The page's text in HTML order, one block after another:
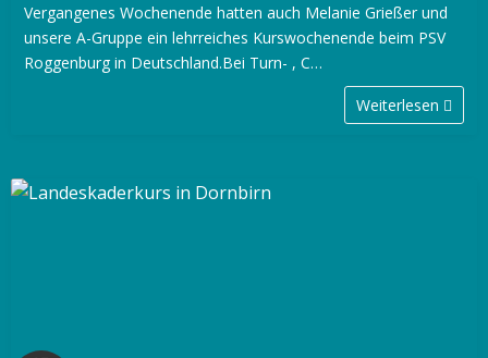
Vergangenes Wochenende hatten auch Melanie Grießer und
unsere A-Gruppe ein lehrreiches Kurswochenende beim PSV
Roggenburg in Deutschland.Bei Turn- , C…
Weiterlesen